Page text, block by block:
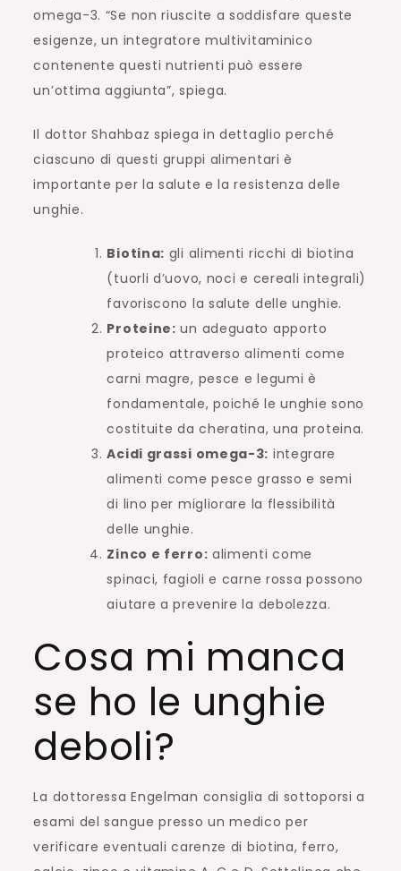
omega-3. “Se non riuscite a soddisfare queste
esigenze, un integratore multivitaminico
contenente questi nutrienti può essere
un’ottima aggiunta”, spiega.
Il dottor Shahbaz spiega in dettaglio perché
ciascuno di questi gruppi alimentari è
importante per la salute e la resistenza delle
unghie.
Biotina: gli alimenti ricchi di biotina
(tuorli d’uovo, noci e cereali integrali)
favoriscono la salute delle unghie.
Proteine: un adeguato apporto
proteico attraverso alimenti come
carni magre, pesce e legumi è
fondamentale, poiché le unghie sono
costituite da cheratina, una proteina.
Acidi grassi omega-3: integrare
alimenti come pesce grasso e semi
di lino per migliorare la flessibilità
delle unghie.
Zinco e ferro: alimenti come
spinaci, fagioli e carne rossa possono
aiutare a prevenire la debolezza.
Cosa mi manca
se ho le unghie
deboli?
La dottoressa Engelman consiglia di sottoporsi a
esami del sangue presso un medico per
verificare eventuali carenze di biotina, ferro,